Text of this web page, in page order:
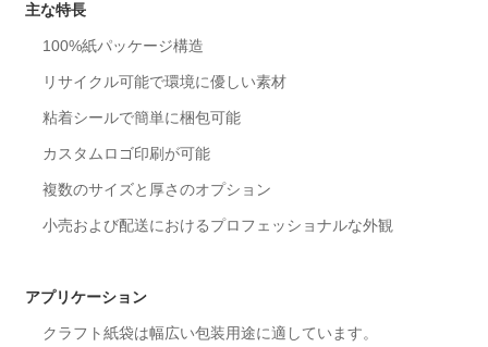
主な特長
100%紙パッケージ構造
リサイクル可能で環境に優しい素材
粘着シールで簡単に梱包可能
カスタムロゴ印刷が可能
複数のサイズと厚さのオプション
小売および配送におけるプロフェッショナルな外観
アプリケーション
クラフト紙袋は幅広い包装用途に適しています。